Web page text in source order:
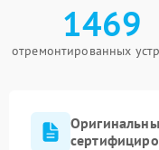
1469
отремонтированных